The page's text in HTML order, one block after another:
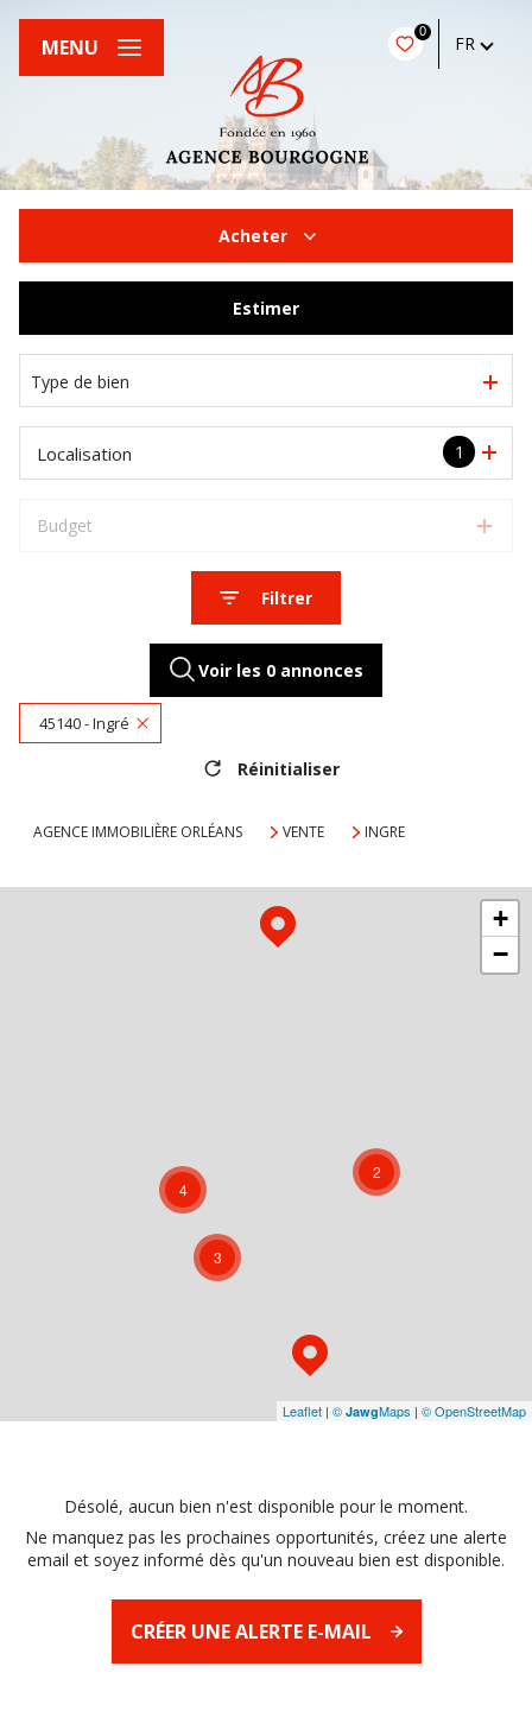
0
FR
MENU
Acheter
Estimer
Type de bien
1
Localisation
Budget
Filtrer
Voir les 0 annonces
45140 - Ingré
Réinitialiser
AGENCE IMMOBILIÈRE ORLÉANS VENTE INGRE
2
3
4
+
−
Leaflet | © JawgMaps | © OpenStreetMap
Désolé, aucun bien n'est disponible pour le moment.
Ne manquez pas les prochaines opportunités, créez une alerte
email et soyez informé dès qu'un nouveau bien est disponible.
CRÉER UNE ALERTE E-MAIL